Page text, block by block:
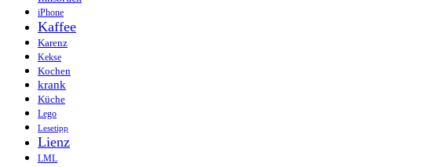
iPhone
Kaffee
Karenz
Kekse
Kochen
krank
Küche
Lego
Lesetipp
Lienz
LML